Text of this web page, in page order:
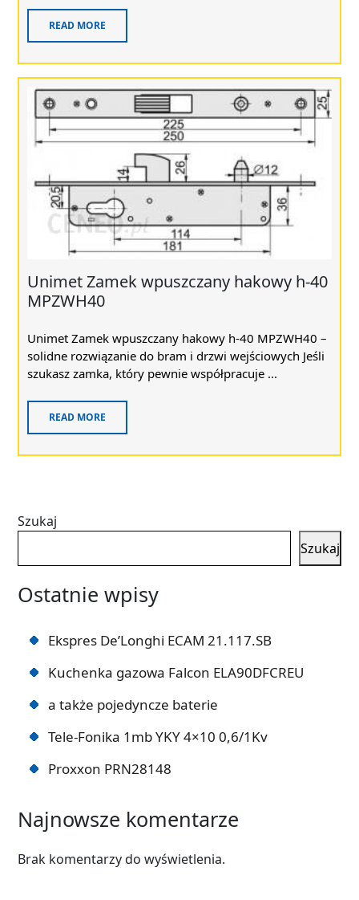
READ MORE
Unimet Zamek wpuszczany hakowy h-40
MPZWH40
Unimet Zamek wpuszczany hakowy h-40 MPZWH40 –
solidne rozwiązanie do bram i drzwi wejściowych Jeśli
szukasz zamka, który pewnie współpracuje ...
READ MORE
Szukaj
Szukaj
Ostatnie wpisy
Ekspres De’Longhi ECAM 21.117.SB
Kuchenka gazowa Falcon ELA90DFCREU
a także pojedyncze baterie
Tele-Fonika 1mb YKY 4×10 0,6/1Kv
Proxxon PRN28148
Najnowsze komentarze
Brak komentarzy do wyświetlenia.